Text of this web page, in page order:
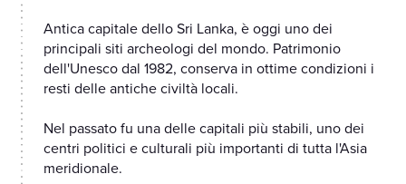
Antica capitale dello Sri Lanka, è oggi uno dei
principali siti archeologi del mondo. Patrimonio
dell'Unesco dal 1982, conserva in ottime condizioni i
resti delle antiche civiltà locali.
Nel passato fu una delle capitali più stabili, uno dei
centri politici e culturali più importanti di tutta l'Asia
meridionale.